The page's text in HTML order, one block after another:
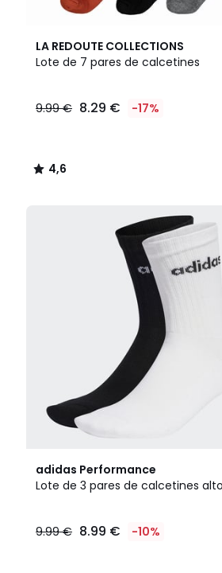
LA REDOUTE COLLECTIONS
Lote de 7 pares de calcetines
9.99 € 8.29 € -17%
4,6
/ 5
4,6
/
adidas Performance
Lote de 3 pares de calcetines
9.99 € 8.99 € -10%
4,9
/ 5